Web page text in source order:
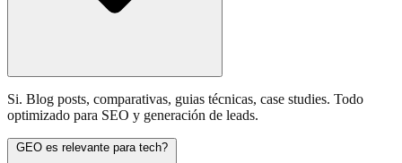
Si. Blog posts, comparativas, guias técnicas, case studies. Todo
optimizado para SEO y generación de leads.
GEO es relevante para tech?